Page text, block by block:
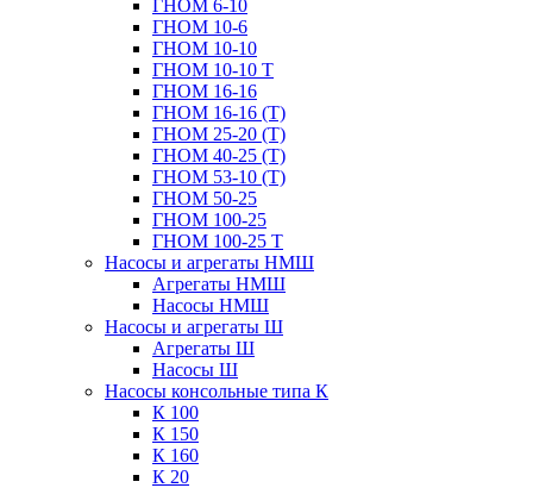
ГНОМ 6-10
ГНОМ 10-6
ГНОМ 10-10
ГНОМ 10-10 Т
ГНОМ 16-16
ГНОМ 16-16 (Т)
ГНОМ 25-20 (Т)
ГНОМ 40-25 (Т)
ГНОМ 53-10 (Т)
ГНОМ 50-25
ГНОМ 100-25
ГНОМ 100-25 Т
Насосы и агрегаты НМШ
Агрегаты НМШ
Насосы НМШ
Насосы и агрегаты Ш
Агрегаты Ш
Насосы Ш
Насосы консольные типа К
К 100
К 150
К 160
К 20